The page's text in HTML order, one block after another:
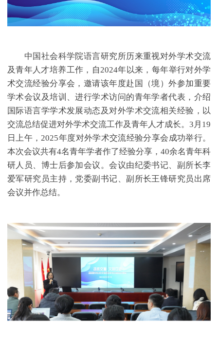
中国社会科学院语言研究所历来重视对外学术交流
及青年人才培养工作，自2024年以来，每年举行对外学
术交流经验分享会，邀请该年度赴国（境）外参加重要
学术会议及培训、进行学术访问的青年学者代表，介绍
国际语言学学术发展动态及对外学术交流相关经验，以
交流总结促进对外学术交流工作及青年人才成长。3月19
日上午，2025年度对外学术交流经验分享会成功举行。
本次会议共有4名青年学者作了经验分享，40余名青年科
研人员、博士后参加会议。会议由纪委书记、副所长李
爱军研究员主持，党委副书记、副所长王锋研究员出席
会议并作总结。